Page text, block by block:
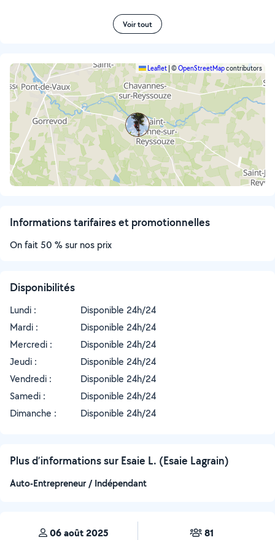
Voir tout
Leaflet ©OpenStreetMapcontributors
Informations tarifaires et promotionnelles
On fait 50 % sur nos prix
Disponibilités
Lundi :
Disponible 24h/24
Mardi :
Disponible 24h/24
Mercredi :
Disponible 24h/24
Jeudi :
Disponible 24h/24
Vendredi :
Disponible 24h/24
Samedi :
Disponible 24h/24
Dimanche :
Disponible 24h/24
Plus d’informations sur Esaie L. (Esaie Lagrain)
Auto-Entrepreneur / Indépendant
06 août 2025 81